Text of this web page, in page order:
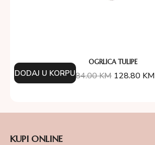
OGRLICA TULIPE
184.00KM 128.80 KM
DODAJ U KORPU
KUPI ONLINE